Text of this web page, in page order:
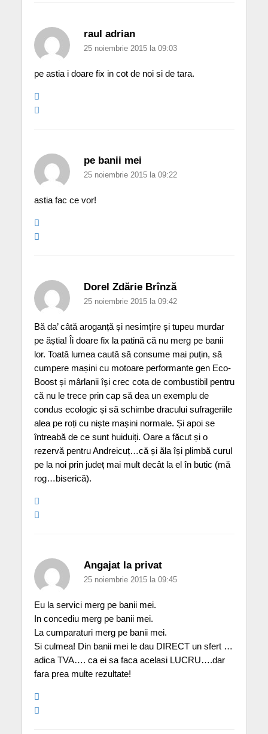
raul adrian
25 noiembrie 2015 la 09:03
pe astia i doare fix in cot de noi si de tara.
pe banii mei
25 noiembrie 2015 la 09:22
astia fac ce vor!
Dorel Zdărie Brînză
25 noiembrie 2015 la 09:42
Bă da’ câtă aroganță și nesimțire și tupeu murdar
pe ăștia! Îi doare fix la patină că nu merg pe banii
lor. Toată lumea caută să consume mai puțin, să
cumpere mașini cu motoare performante gen Eco-
Boost și mârlanii își crec cota de combustibil pentru
că nu le trece prin cap să dea un exemplu de
condus ecologic și să schimbe dracului sufrageriile
alea pe roți cu niște mașini normale. Și apoi se
întreabă de ce sunt huiduiți. Oare a făcut și o
rezervă pentru Andreicuț…că și ăla își plimbă curul
pe la noi prin județ mai mult decât la el în butic (mă
rog…biserică).
Angajat la privat
25 noiembrie 2015 la 09:45
Eu la servici merg pe banii mei.
In concediu merg pe banii mei.
La cumparaturi merg pe banii mei.
Si culmea! Din banii mei le dau DIRECT un sfert …
adica TVA…. ca ei sa faca acelasi LUCRU….dar
fara prea multe rezultate!